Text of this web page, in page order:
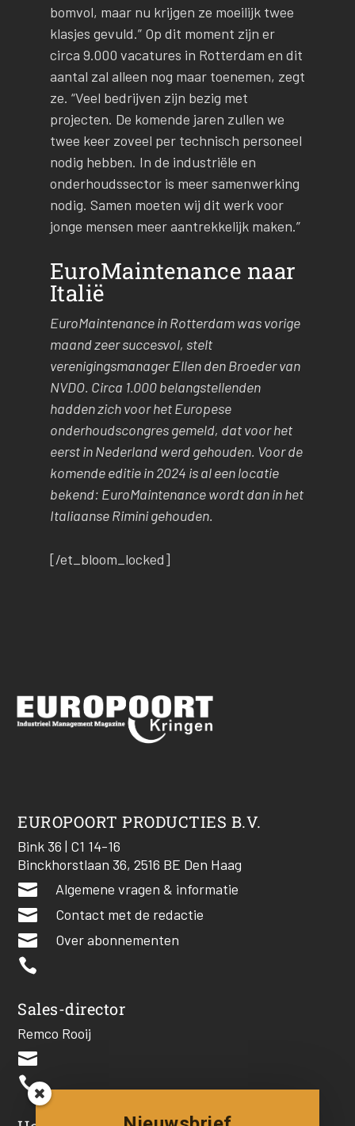
bomvol, maar nu krijgen ze moeilijk twee
klasjes gevuld.” Op dit moment zijn er
circa 9.000 vacatures in Rotterdam en dit
aantal zal alleen nog maar toenemen, zegt
ze. “Veel bedrijven zijn bezig met
projecten. De komende jaren zullen we
twee keer zoveel per technisch personeel
nodig hebben. In de industriële en
onderhoudssector is meer samenwerking
nodig. Samen moeten wij dit werk voor
jonge mensen meer aantrekkelijk maken.”
EuroMaintenance naar
Italië
EuroMaintenance in Rotterdam was vorige
maand zeer succesvol, stelt
verenigingsmanager Ellen den Broeder van
NVDO. Circa 1.000 belangstellenden
hadden zich voor het Europese
onderhoudscongres gemeld, dat voor het
eerst in Nederland werd gehouden. Voor de
komende editie in 2024 is al een locatie
bekend: EuroMaintenance wordt dan in het
Italiaanse Rimini gehouden.
[/et_bloom_locked]
EUROPOORT PRODUCTIES B.V.
Bink 36 | C1 14-16
Binckhorstlaan 36, 2516 BE Den Haag
 Algemene vragen & informatie
 Contact met de redactie
 Over abonnementen

Sales-director
Remco Rooij

